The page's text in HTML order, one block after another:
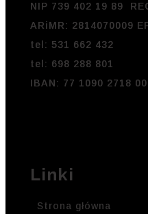
NIP 739 402 19 89
ARiMR: 2814070009
tel: 531 662 432
tel: 698 288 801
IBAN: 77 1090 2718
Linki
Strona główna